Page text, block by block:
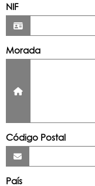
NIF
Morada
Código Postal
País